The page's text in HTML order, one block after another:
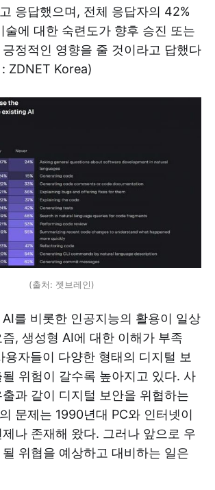
응답했으며, 전체 응답자의 42%
술에 대한 숙련도가 향후 승진 또는
정적인 영향을 줄 것이라고 답했다
ZDNET Korea)
(출처: 젯브레인)
를 비롯한 인공지능의 활용이 일상
, 생성형 AI에 대한 이해가 부족
용자들이 다양한 형태의 디지털 보
위험이 갈수록 높아지고 있다. 사
과 같이 디지털 보안을 위협하는
문제는 1990년대 PC와 인터넷이
나 존재해 왔다. 그러나 앞으로 우
위협을 예상하고 대비하는 일은